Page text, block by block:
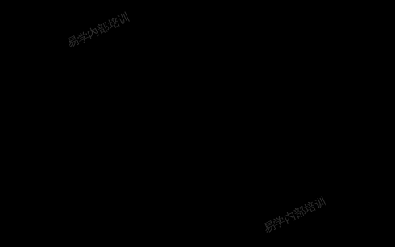
易学内部培训
易学内部培训